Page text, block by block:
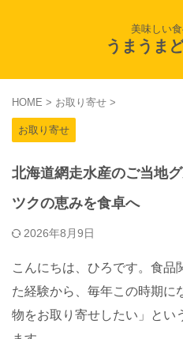
美味しい
うまうま
HOME > お取り寄せ >
お取り寄せ
北海道網走水産のご当地
ツクの恵みを食卓へ
2026年8月9日
こんにちは、ひろです。食品
た経験から、毎年この時期に
物をお取り寄せしたい」とい